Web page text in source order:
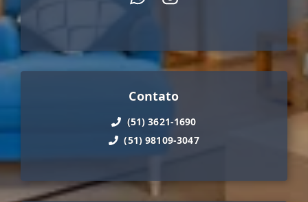
Contato
(51) 3621-1690
(51) 98109-3047